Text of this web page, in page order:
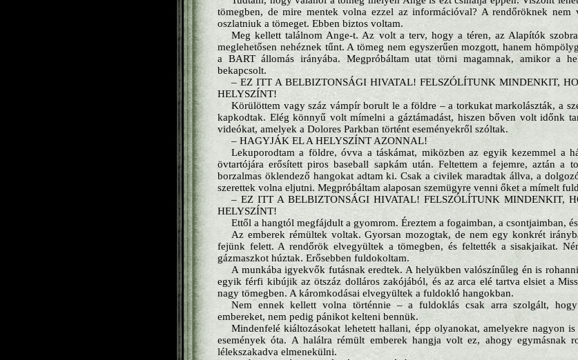
tömegben, de mire mentek volna ezzel az információval? A rendőröknek nem
oszlatniuk a tömeget. Ebben biztos voltam.
Meg kellett találnom Ange-t. Az volt a terv, hogy a téren, az Alapítók
meglehetősen nehéznek tűnt. A tömeg nem egyszerűen mozgott, hanem
a BART állomás irányába. Megpróbáltam utat törni magamnak, amikor a
bekapcsolt.
– EZ ITT A BELBIZTONSÁGI HIVATAL! FELSZÓLÍTUNK MINDENKIT,
HELYSZÍNT!
Körülöttem vagy száz vámpír borult le a földre – a torkukat markolászták, a
kapkodtak. Elég könnyű volt mímelni a gáztámadást, hiszen bőven volt időnk
videókat, amelyek a Dolores Parkban történt eseményekről szóltak.
– HAGYJÁK EL A HELYSZÍNT AZONNAL!
Lekuporodtam a földre, óvva a táskámat, miközben az egyik kezemmel a
övtartójára erősített piros baseball sapkám után. Feltettem a fejemre, aztán a
borzalmas öklendező hangokat adtam ki. Csak a civilek maradtak állva, a
szerettek volna eljutni. Megpróbáltam alaposan szemügyre venni őket a mímelt
– EZ ITT A BELBIZTONSÁGI HIVATAL! FELSZÓLÍTUNK MINDENKIT,
HELYSZÍNT!
Ettől a hangtól megfájdult a gyomrom. Éreztem a fogaimban, a csontjaimban,
Az emberek rémültek voltak. Gyorsan mozogtak, de nem egy konkrét
fejünk felett. A rendőrök elvegyültek a tömegben, és feltették a sisakjaikat.
gázmaszkot húztak. Erősebben fuldokoltam.
A munkába igyekvők futásnak eredtek. A helyükben valószínűleg én is
egyik férfi kibújik az ötszáz dolláros zakójából, és az arca elé tartva elsiet a
nagy tömegben. A káromkodásai elvegyültek a fuldokló hangokban.
Nem ennek kellett volna történnie – a fuldoklás csak arra szolgált, hogy
embereket, nem pedig pánikot kelteni bennük.
Mindenfelé kiáltozásokat lehetett hallani, épp olyanokat, amelyekre nagyon
események óta. A halálra rémült emberek hangja volt ez, ahogy egymásnak
lélekszakadva elmenekülni.